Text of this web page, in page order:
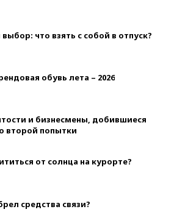
что взять с собой в отпуск?
обувь лета – 2026
и бизнесмены, добившиеся
второй попытки
от солнца на курорте?
средства связи?